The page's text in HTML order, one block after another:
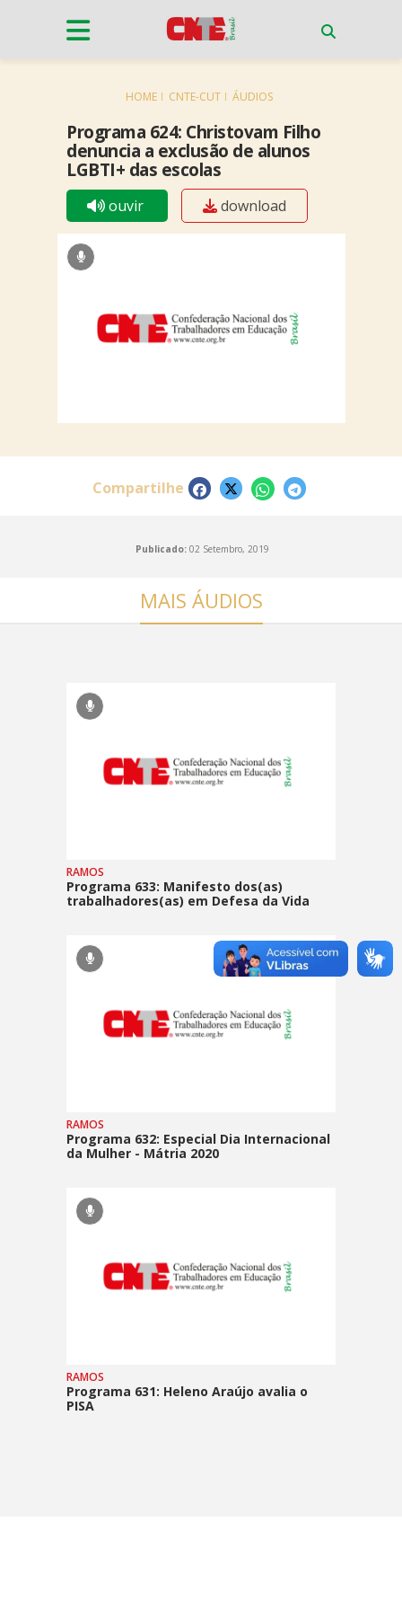
HOME CNTE-CUT ÁUDIOS
Programa 624: Christovam Filho
denuncia a exclusão de alunos
LGBTI+ das escolas
ouvir download
Compartilhe
Publicado: 02 Setembro, 2019
MAIS ÁUDIOS
RAMOS
Programa 633: Manifesto dos(as)
trabalhadores(as) em Defesa da Vida
RAMOS
Programa 632: Especial Dia Internacional
da Mulher - Mátria 2020
RAMOS
Programa 631: Heleno Araújo avalia o
PISA